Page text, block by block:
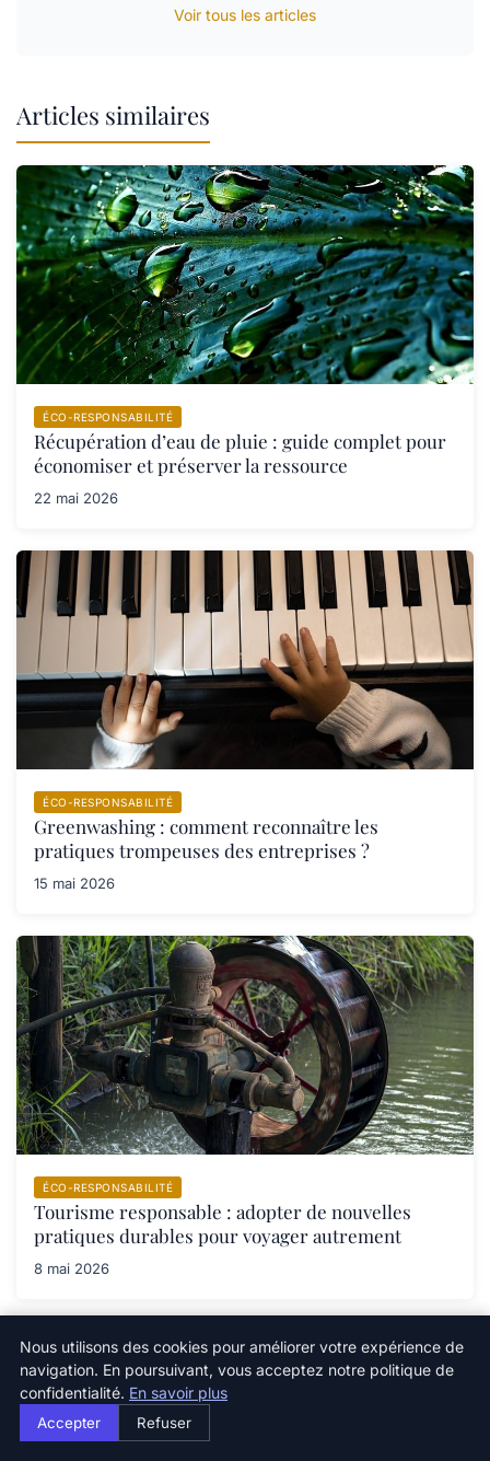
Voir tous les articles
Articles similaires
ÉCO-RESPONSABILITÉ
Récupération d’eau de pluie : guide complet pour
économiser et préserver la ressource
22 mai 2026
ÉCO-RESPONSABILITÉ
Greenwashing : comment reconnaître les
pratiques trompeuses des entreprises ?
15 mai 2026
ÉCO-RESPONSABILITÉ
Tourisme responsable : adopter de nouvelles
pratiques durables pour voyager autrement
8 mai 2026
Newsletter
Nous utilisons des cookies pour améliorer votre expérience de
navigation. En poursuivant, vous acceptez notre politique de
confidentialité. En savoir plus
Accepter Refuser